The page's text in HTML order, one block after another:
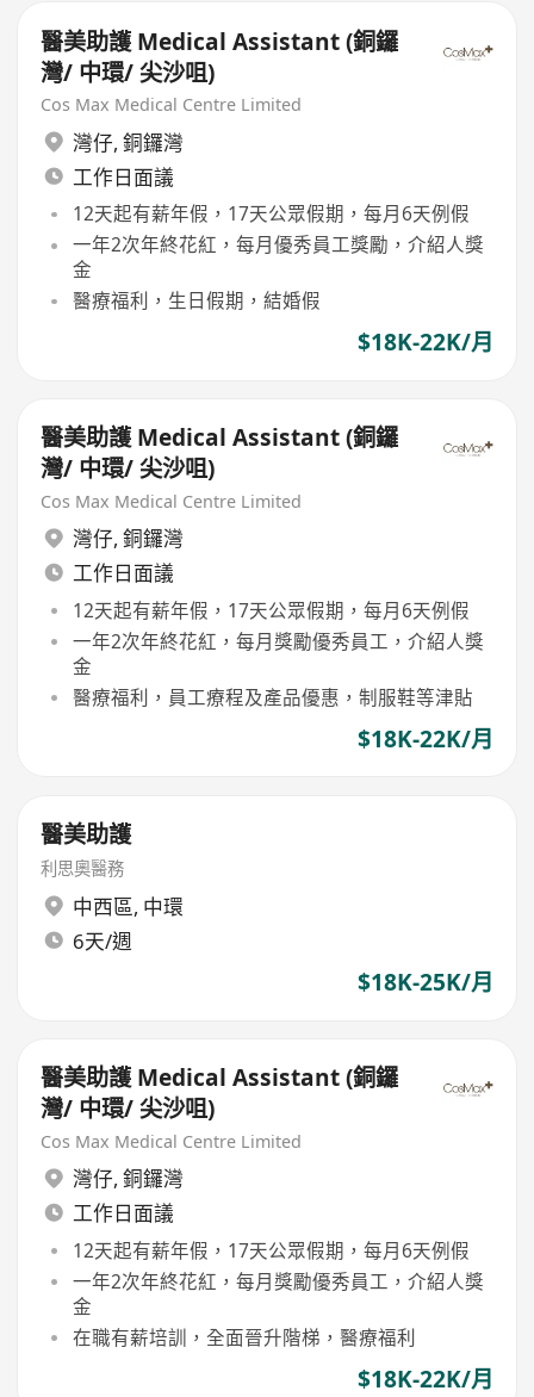
醫美助護 Medical Assistant (銅鑼
灣/ 中環/ 尖沙咀)
Cos Max Medical Centre Limited
灣仔, 銅鑼灣
工作日面議
12天起有薪年假，17天公眾假期，每月6天例假
一年2次年終花紅，每月優秀員工獎勵，介紹人獎
金
醫療福利，生日假期，結婚假
$18K-22K/月
醫美助護 Medical Assistant (銅鑼
灣/ 中環/ 尖沙咀)
Cos Max Medical Centre Limited
灣仔, 銅鑼灣
工作日面議
12天起有薪年假，17天公眾假期，每月6天例假
一年2次年終花紅，每月獎勵優秀員工，介紹人獎
金
醫療福利，員工療程及產品優惠，制服鞋等津貼
$18K-22K/月
醫美助護
利思奧醫務
中西區, 中環
6天/週
$18K-25K/月
醫美助護 Medical Assistant (銅鑼
灣/ 中環/ 尖沙咀)
Cos Max Medical Centre Limited
灣仔, 銅鑼灣
工作日面議
12天起有薪年假，17天公眾假期，每月6天例假
一年2次年終花紅，每月獎勵優秀員工，介紹人獎
金
在職有薪培訓，全面晉升階梯，醫療福利
$18K-22K/月